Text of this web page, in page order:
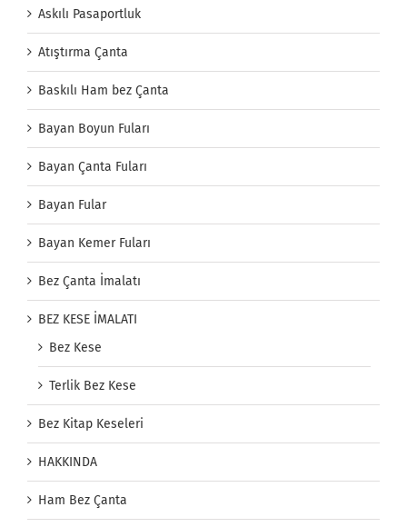
Askılı Pasaportluk
Atıştırma Çanta
Baskılı Ham bez Çanta
Bayan Boyun Fuları
Bayan Çanta Fuları
Bayan Fular
Bayan Kemer Fuları
Bez Çanta İmalatı
BEZ KESE İMALATI
Bez Kese
Terlik Bez Kese
Bez Kitap Keseleri
HAKKINDA
Ham Bez Çanta